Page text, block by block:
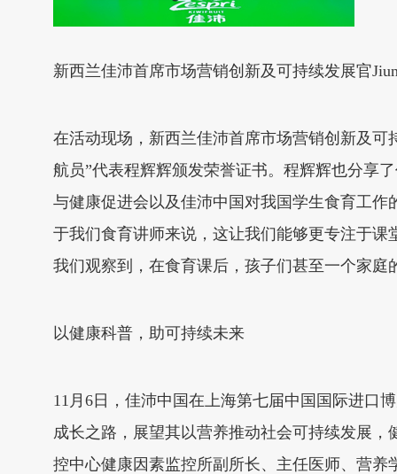
新西兰佳沛首席市场营销创新及可持续发展官
在活动现场，新西兰佳沛首席市场营销创新及可
航员”代表程辉辉颁发荣誉证书。程辉辉也分享
与健康促进会以及佳沛中国对我国学生食育工作
于我们食育讲师来说，这让我们能够更专注于
我们观察到，在食育课后，孩子们甚至一个家
以健康科普，助可持续未来
11月6日，佳沛中国在上海第七届中国国际进口
成长之路，展望其以营养推动社会可持续发展
控中心健康因素监控所副所长、主任医师、营